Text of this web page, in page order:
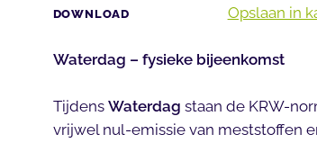
DOWNLOAD Opslaan in
Waterdag – fysieke bijeenkomst
Tijdens Waterdag staan de KRW-
vrijwel nul-emissie van meststoffen